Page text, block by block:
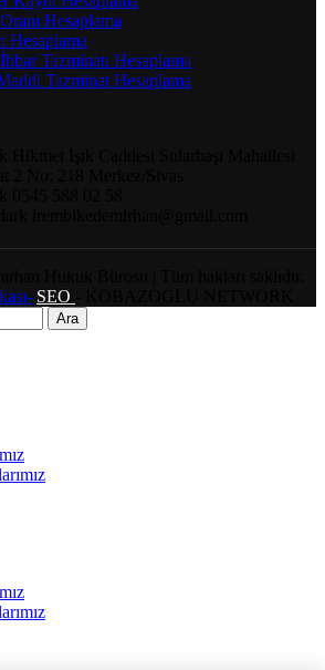
Hesaplama
Hesaplama
Tazminatı Hesaplama
Tazminat Hesaplama
SEO
Ara